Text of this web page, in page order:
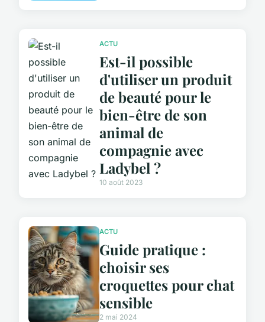
ACTU
Est-il possible
d'utiliser un produit
de beauté pour le
bien-être de son
animal de
compagnie avec
Ladybel ?
10 août 2023
ACTU
Guide pratique :
choisir ses
croquettes pour chat
sensible
2 mai 2024